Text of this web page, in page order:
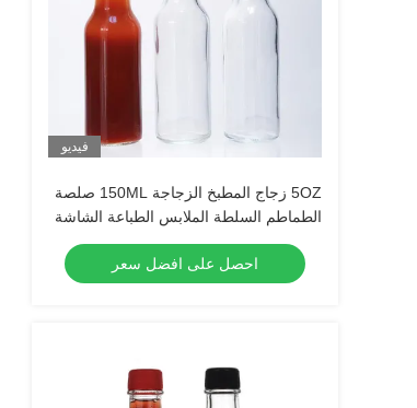
فيديو
5OZ زجاج المطبخ الزجاجة 150ML صلصة
الطماطم السلطة الملابس الطباعة الشاشة
احصل على افضل سعر